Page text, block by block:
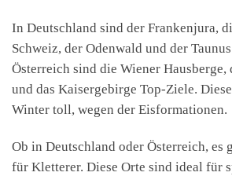
In Deutschland sind der Frankenjura,
Schweiz, der Odenwald und der
Österreich sind die Wiener Hausberge,
und das Kaisergebirge Top-Ziele.
Winter toll, wegen der Eisformationen.
Ob in Deutschland oder Österreich, es
für Kletterer. Diese Orte sind ideal für